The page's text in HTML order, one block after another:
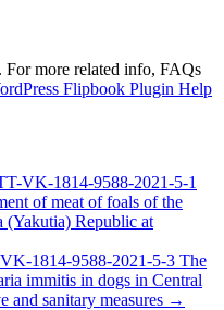
more related info, FAQs
Flipbook Plugin Help
VK-1814-9588-2021-5-1
of meat of foals of the
(Yakutia) Republic at
1814-9588-2021-5-3 The
immitis in dogs in Central
and sanitary measures →